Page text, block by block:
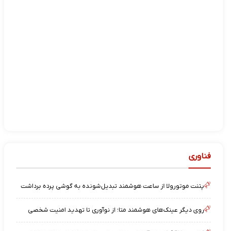
فناوری
پتنت موتورولا از ساعت هوشمند تبدیل‌شونده به گوشی پرده برداشت
روی دیگر عینک‌های هوشمند متا؛ از نوآوری تا تهدید امنیت شخصی